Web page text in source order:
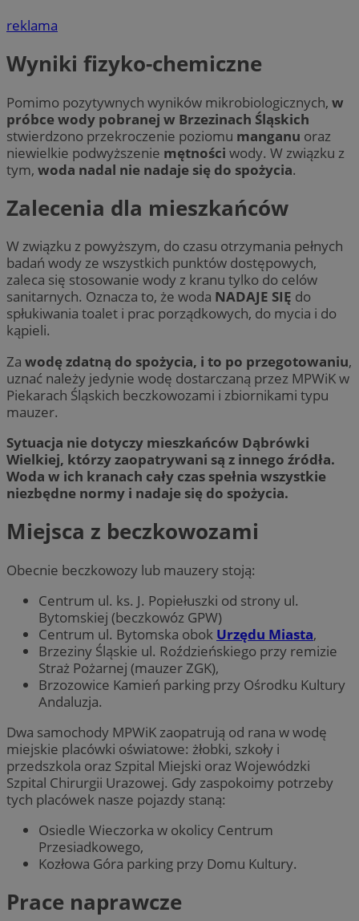
reklama
Wyniki fizyko-chemiczne
Pomimo pozytywnych wyników mikrobiologicznych, w
próbce wody pobranej w Brzezinach Śląskich
stwierdzono przekroczenie poziomu manganu oraz
niewielkie podwyższenie mętności wody. W związku z
tym, woda nadal nie nadaje się do spożycia.
Zalecenia dla mieszkańców
W związku z powyższym, do czasu otrzymania pełnych
badań wody ze wszystkich punktów dostępowych,
zaleca się stosowanie wody z kranu tylko do celów
sanitarnych. Oznacza to, że woda NADAJE SIĘ do
spłukiwania toalet i prac porządkowych, do mycia i do
kąpieli.
Za wodę zdatną do spożycia, i to po przegotowaniu,
uznać należy jedynie wodę dostarczaną przez MPWiK w
Piekarach Śląskich beczkowozami i zbiornikami typu
mauzer.
Sytuacja nie dotyczy mieszkańców Dąbrówki
Wielkiej, którzy zaopatrywani są z innego źródła.
Woda w ich kranach cały czas spełnia wszystkie
niezbędne normy i nadaje się do spożycia.
Miejsca z beczkowozami
Obecnie beczkowozy lub mauzery stoją:
Centrum ul. ks. J. Popiełuszki od strony ul.
Bytomskiej (beczkowóz GPW)
Centrum ul. Bytomska obok Urzędu Miasta,
Brzeziny Śląskie ul. Roździeńskiego przy remizie
Straż Pożarnej (mauzer ZGK),
Brzozowice Kamień parking przy Ośrodku Kultury
Andaluzja.
Dwa samochody MPWiK zaopatrują od rana w wodę
miejskie placówki oświatowe: żłobki, szkoły i
przedszkola oraz Szpital Miejski oraz Wojewódzki
Szpital Chirurgii Urazowej. Gdy zaspokoimy potrzeby
tych placówek nasze pojazdy staną:
Osiedle Wieczorka w okolicy Centrum
Przesiadkowego,
Kozłowa Góra parking przy Domu Kultury.
Prace naprawcze